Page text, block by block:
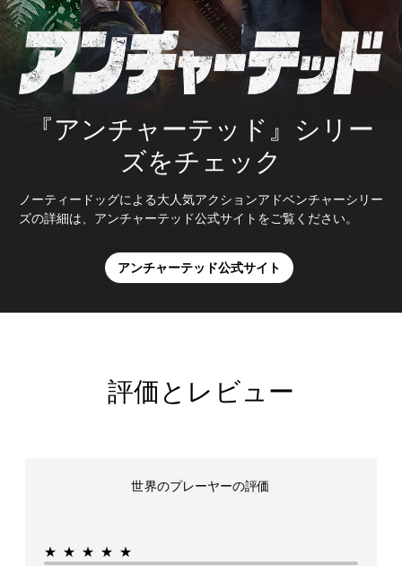
『アンチャーテッド』シリー
ズをチェック
ノーティードッグによる大人気アクションアドベンチャーシリー
ズの詳細は、アンチャーテッド公式サイトをご覧ください。
アンチャーテッド公式サイト
評価とレビュー
世界のプレーヤーの評価
★★★★★